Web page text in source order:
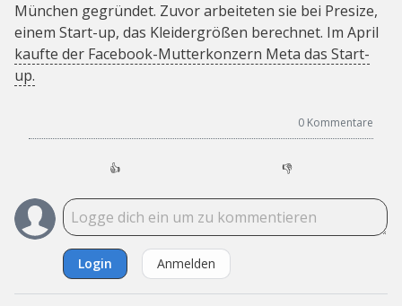
München gegründet. Zuvor arbeiteten sie bei Presize,
einem Start-up, das Kleidergrößen berechnet. Im April
kaufte der Facebook-Mutterkonzern Meta das Start-
up.
0 Kommentare
👍 👎
Login Anmelden